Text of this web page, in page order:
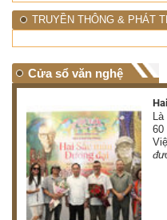
TRUYỀN THÔNG & PHÁT
Cửa sổ văn nghệ
60